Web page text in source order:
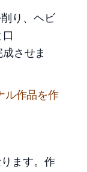
り、ヘビ
させま
ル作品を作
ます。作